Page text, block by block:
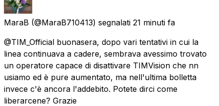
MaraB (@MaraB710413) segnalati 21 minuti fa
@TIM_Official buonasera, dopo vari tentativi in cui la
linea continuava a cadere, sembrava avessimo trovato
un operatore capace di disattivare TIMVision che nn
usiamo ed è pure aumentato, ma nell'ultima bolletta
invece c'è ancora l'addebito. Potete dirci come
liberarcene? Grazie